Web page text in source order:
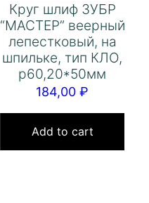
Круг шлиф ЗУБР
“МАСТЕР” веерный
лепестковый, на
шпильке, тип КЛО,
р60,20*50мм
184,00₽
Add to cart